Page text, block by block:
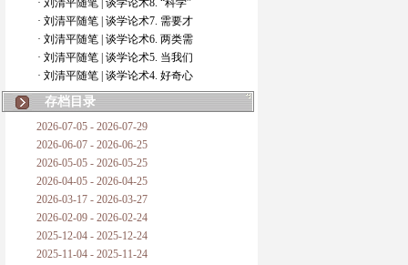
· 刘清平随笔 | 谈学论术8. “科学”
· 刘清平随笔 | 谈学论术7. 需要才
· 刘清平随笔 | 谈学论术6. 两类需
· 刘清平随笔 | 谈学论术5. 当我们
· 刘清平随笔 | 谈学论术4. 好奇心
存档目录
2026-07-05 - 2026-07-29
2026-06-07 - 2026-06-25
2026-05-05 - 2026-05-25
2026-04-05 - 2026-04-25
2026-03-17 - 2026-03-27
2026-02-09 - 2026-02-24
2025-12-04 - 2025-12-24
2025-11-04 - 2025-11-24